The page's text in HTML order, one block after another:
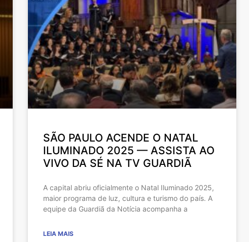
SÃO PAULO ACENDE O NATAL
ILUMINADO 2025 — ASSISTA AO
VIVO DA SÉ NA TV GUARDIÃ
A capital abriu oficialmente o Natal Iluminado 2025,
maior programa de luz, cultura e turismo do país. A
equipe da Guardiã da Notícia acompanha a
LEIA MAIS